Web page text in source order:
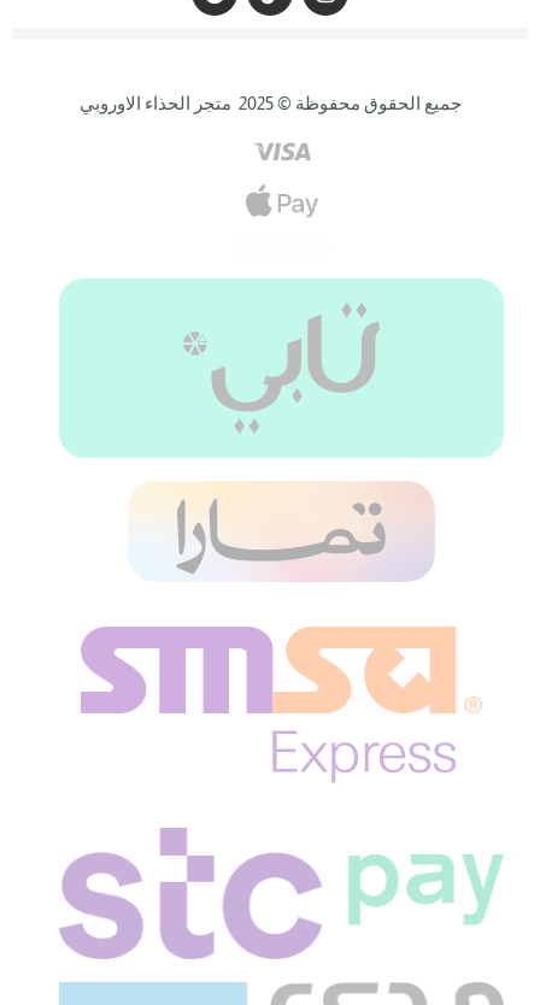
جميع الحقوق محفوظة © 2025 متجر الحذاء الاوروبي